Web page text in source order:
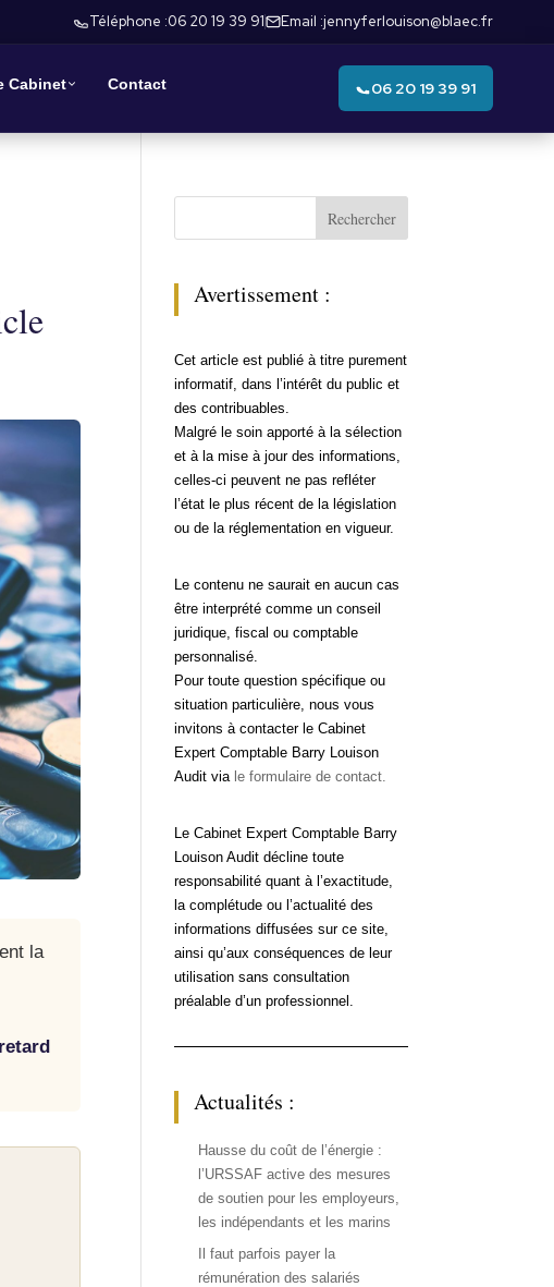
Téléphone :06 20 19 39 91 Email :jennyferlouison@blaec.fr
Cabinet Contact 06 20 19 39 91
la
Rechercher
Avertissement :
Cet article est publié à titre purement
informatif, dans l’intérêt du public et
des contribuables.
Malgré le soin apporté à la sélection
et à la mise à jour des informations,
celles-ci peuvent ne pas refléter
l’état le plus récent de la législation
ou de la réglementation en vigueur.
Le contenu ne saurait en aucun cas
être interprété comme un conseil
juridique, fiscal ou comptable
personnalisé.
Pour toute question spécifique ou
situation particulière, nous vous
invitons à contacter le Cabinet
Expert Comptable Barry Louison
Audit via le formulaire de contact.
Le Cabinet Expert Comptable Barry
Louison Audit décline toute
responsabilité quant à l’exactitude,
la complétude ou l’actualité des
informations diffusées sur ce site,
ainsi qu’aux conséquences de leur
utilisation sans consultation
préalable d’un professionnel.
Actualités :
Hausse du coût de l’énergie :
l’URSSAF active des mesures
de soutien pour les employeurs,
les indépendants et les marins
Il faut parfois payer la
rémunération des salariés